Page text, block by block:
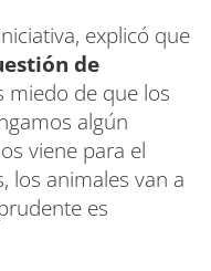
explicó que
de
miedo de que los
algún
viene para el
los animales van a
es